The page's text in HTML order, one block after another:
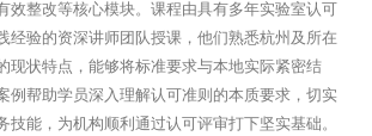
效整改等核心模块。课程由具有多年实验室认可
经验的资深讲师团队授课，他们熟悉杭州及所在
现状特点，能够将标准要求与本地实际紧密结
例帮助学员深入理解认可准则的本质要求，切实
技能，为机构顺利通过认可评审打下坚实基础。